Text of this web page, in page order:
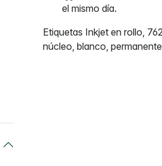
el mismo día.
Etiquetas Inkjet en rollo,
núcleo, blanco, permanente